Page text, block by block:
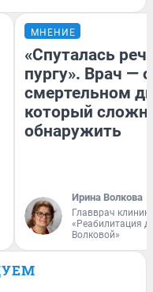
МНЕНИЕ
«Спуталась
пургу». Врач — о
смертельном
который
обнаружить
Ирина Волкова
Главврач
«Реабилитация
Волковой»